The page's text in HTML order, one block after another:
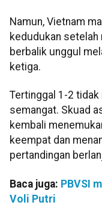
Namun, Vietnam
kedudukan
berbalik unggul
ketiga.
Tertinggal 1-2
semangat. Skuad
kembali
keempat dan
pertandingan
Baca juga: PBVSI
Voli Putri